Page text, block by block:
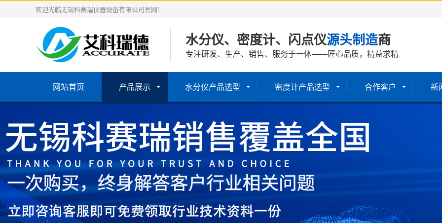
欢迎光临无锡科赛瑞仪器设备有限公司官网！
水分仪、密度计、闪点仪源头制造商
专注研发、生产、销售、服务于一体——匠心品质，精益求精
网站首页 产品展示 水分仪产品选型 密度计产品选型 合作客户 新